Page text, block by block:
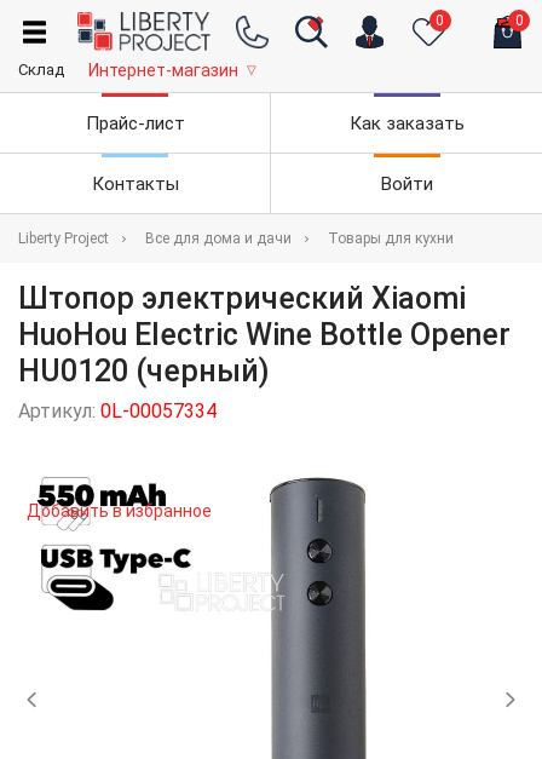
0 0
Склад Интернет-магазин ▽
Прайс-лист Как заказать
Контакты Войти
Liberty Project Все для дома и дачи Товары для кухни
Штопор электрический Xiaomi
HuoHou Electric Wine Bottle Opener
HU0120 (черный)
Артикул: 0L-00057334
Добавить в избранное